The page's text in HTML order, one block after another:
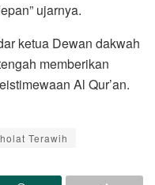
ujarnya.
ketua Dewan dakwah
memberikan
Al Qur’an.
Terawih